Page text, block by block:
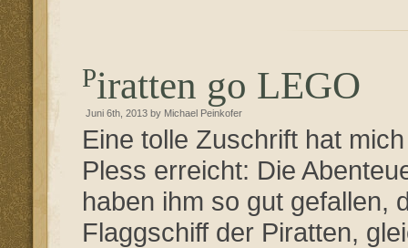
Piratten go LEGO
Juni 6th, 2013 by Michael Peinkofer
Eine tolle Zuschrift hat
Pless erreicht: Die
haben ihm so gut gefallen,
Flaggschiff der Piratten,